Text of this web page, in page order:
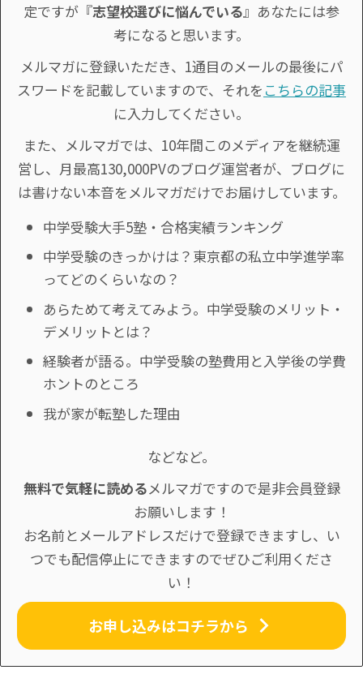
定ですが『志望校選びに悩んでいる』あなたには参
考になると思います。
メルマガに登録いただき、1通目のメールの最後にパ
スワードを記載していますので、それを こちらの記事
に入力してください。
また、メルマガでは、10年間このメディアを継続運
営し、月最高130,000PVのブログ運営者が、ブログに
は書けない本音をメルマガだけでお届けしています。
中学受験大手5塾・合格実績ランキング
中学受験のきっかけは？東京都の私立中学進学率
ってどのくらいなの？
あらためて考えてみよう。中学受験のメリット・
デメリットとは？
経験者が語る。中学受験の塾費用と入学後の学費
ホントのところ
我が家が転塾した理由
などなど。
無料で気軽に読めるメルマガですので是非会員登録
お願いします！
お名前とメールアドレスだけで登録できますし、い
つでも配信停止にできますのでぜひご利用くださ
い！
お申し込みはコチラから